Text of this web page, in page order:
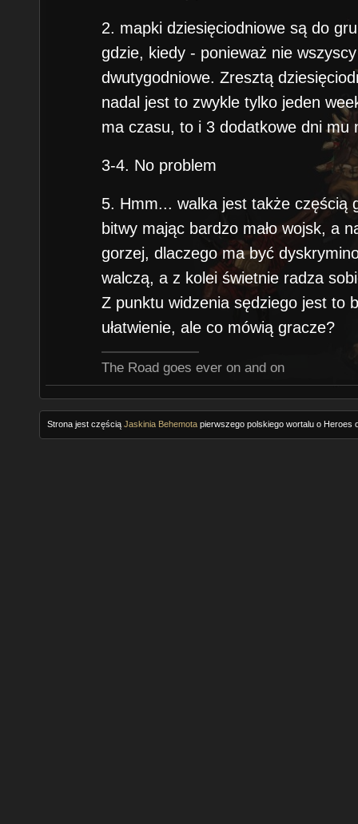
2. mapki dziesięciodniowe są do
gdzie, kiedy - ponieważ nie
dwutygodniowe. Zresztą
nadal jest to zwykle tylko jeden
ma czasu, to i 3 dodatkowe dni mu
3-4. No problem
5. Hmm... walka jest także częścią
bitwy mając bardzo mało wojsk, a
gorzej, dlaczego ma być
walczą, a z kolei świetnie radza
Z punktu widzenia sędziego jest to
ułatwienie, ale co mówią gracze?
The Road goes ever on and on
Strona jest częścią Jaskinia Behemotapierwszego polskiego wortalu o Heroes